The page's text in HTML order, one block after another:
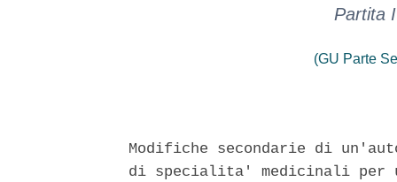
Partita
(GU Parte
Modifiche secondarie di
di specialita' medicinali per